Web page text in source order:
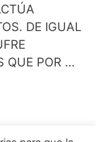
DE IGUAL
QUE POR …